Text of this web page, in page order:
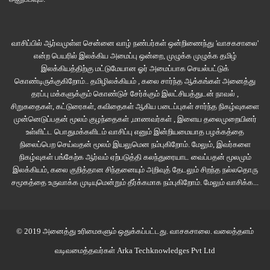
அந்த சாலை, இந்த சாலை என்று சுற்றி அங்கு இரண்டு பேர், இங்கு இரண்டு பேர்
என்று முப்பது பேரை ஏற்றிக்கொண்டது. பத்து மணி ஆனபோதும் நகரத்தைத்
தாண்டவில்லை. “ஆக்ராக்கு போக நாலு மணி நேர பயணம்னு சொன்னீங்க,
இருக்குற நேரமெல்லாம் இங்கயே போயிட்டு” என்று சலிப்புடன் என்னைப்
பார்த்தாள் லலிதா.
எங்கள் முன்னால் இருந்த சீட்டில் அமர்ந்திருந்த ஐந்தாறு பேர்கள் எங்களைப்
பார்த்தார்கள். அநேகமாக அவர்கள் தெலுங்குக்காரர்களாக இருக்க வேண்டும்.
“நீங்க தெலுங்கு காரங்களா” என்றார்கள். “ஆமா” என்று தலையாட்டினேன்.
வாசிப்பில் ஆர்வமுள்ள சென்னை வாழ் நண்பர்கள் ஒன்றிணைந்து 'வாசகசாலை'
என்ற பெயரில் இலக்கிய அமைப்பு ஒன்றை, முழுக்க முழுக்க தமிழ்
இலக்கியத்திற்கு மட்டுமேயான ஓர் அமைப்பாக செயல்பட்டுக்
கொண்டிருக்குகிறோம்.. தமிழிலக்கியம் , கலை சார்ந்த ஆக்கங்கள் அனைத்து
தரப்பு மக்களுக்கும் கொண்டுச் சேர்க்கும் இலட்சியத்துடன் நாவல் ,
சிறுகதைகள், கட்டுரைகள், கவிதைகள் ஆகிய படைப்புகள் சார்ந்த நிகழ்வுகளை
முன்னெடுப்பதன் மூலம் குழந்தைகள் ,மாணவர்கள் , இளைய தலைமுறையினர்
உள்ளிட்ட பொதுமக்களிடம் வாசிப்பு எனும் இன்றியமையாத பழக்கத்தை
நிலைப்பெற செய்வதன் மூலம் இயலுமென நம்புகிறோம். மேலும், இவர்களை
நிகழ்வுகள் பங்கேற்க ஆர்வம் ஏற்படுத்தி கலந்துரையாட வைப்பதன் மூலமும்
இலக்கியம், கலை குறித்தான சிந்தனையும் அறிவுத் தேடலும் சிறந்த நல்லதொரு
சமூகத்தை உருவாக்க முடியுமென்றும் தீர்க்கமாக நம்புகிறோம். மேலும் வாசிக்க...
© 2019 அனைத்து உரிமைகளும் ஒதுக்கப்பட்டது. வாசகசாலை . வலைத்தளம்
வடிவமைத்தவர்கள் Arka Techknowledges Pvt Ltd